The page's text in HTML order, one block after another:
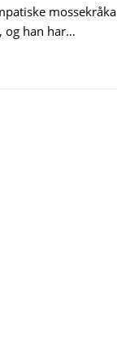
mossekråka
og han har…